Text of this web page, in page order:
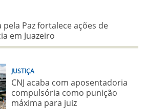
Paz fortalece ações de
em Juazeiro
JUSTIÇA
CNJ acaba com aposentadoria
compulsória como punição
máxima para juiz